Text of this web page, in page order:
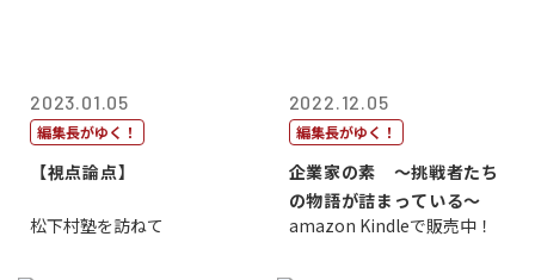
2023.01.05
編集長がゆく！
【視点論点】
松下村塾を訪ねて
2022.12.05
編集長がゆく！
企業家の素 〜挑戦者たち
の物語が詰まっている〜
amazon Kindleで販売中！